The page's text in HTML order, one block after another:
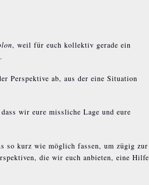
, weil für euch kollektiv gerade ein
Perspektive ab, aus der eine Situation
wir eure missliche Lage und eure
so kurz wie möglich fassen, um zügig zur
die wir euch anbieten, eine Hilfe